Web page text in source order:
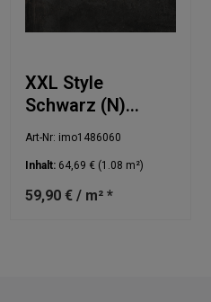
XXL Style
Schwarz (N)
60x60cm
Art-Nr: imo1486060
Inhalt: 64,69 € (1.08 m²)
59,90 € / m² *